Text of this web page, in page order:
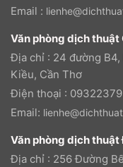
Email :
Văn phòng dịch thuật
Địa chỉ : 24 đường B4,
Kiều, Cần Thơ
Điện thoại :
Email:
Văn phòng dịch thuật
Địa chỉ : 256 Đường